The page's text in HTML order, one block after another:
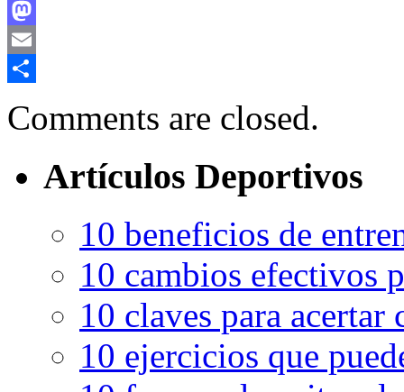
Facebook
Mastodon
Email
Comments are closed.
Artículos Deportivos
10 beneficios de
10 cambios efectivos
10 claves para
10 ejercicios que